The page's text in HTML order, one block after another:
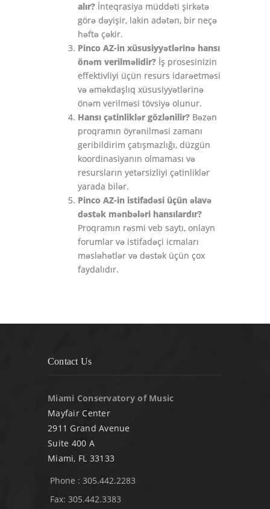
alır? İnteqrasiya müddəti şirkətə
görə dəyişir, lakin adətən, bir neçə
həftə çəkir.
Pinco AZ-in xüsusiyyətlərinə hansı
önəm verilməlidir? İş prosesinizin
effektivliyi üçün resurs idarəetməsi
və əməkdaşlıq xüsusiyyətlərinə
önəm verilməsi tövsiyə olunur.
Hansı çətinliklər gözlənilir? Bəzən
proqramın öyrənilməsi zamanı
geribildirim çatışmazlığı, düzgün
koordinasiyanın olmaması və
resursların yetərsizliyi çətinliklər
yarada bilər.
Pinco AZ-in istifadəsi üçün əlavə
dəstək mənbələri hansılardır?
Proqramın rəsmi veb saytı, onlayn
forumlar və istifadəçi icmaları
məsləhətlər və dəstək üçün çox
faydalıdır.
Contact Us
Miami Conservatory of Music
Mayfair Center
2911 Grand Avenue
Suite 400 A
Miami, FL 33133
Phone : 305.442.2283
Fax: 305.442.3383